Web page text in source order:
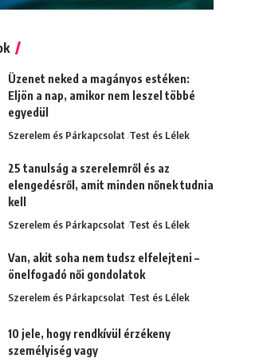
Üzenet neked a magányos estéken:
Eljön a nap, amikor nem leszel többé
egyedül
Szerelem és Párkapcsolat Test és Lélek
25 tanulság a szerelemről és az
elengedésről, amit minden nőnek tudnia
kell
Szerelem és Párkapcsolat Test és Lélek
Van, akit soha nem tudsz elfelejteni –
önelfogadó női gondolatok
Szerelem és Párkapcsolat Test és Lélek
10 jele, hogy rendkívül érzékeny
személyiség vagy